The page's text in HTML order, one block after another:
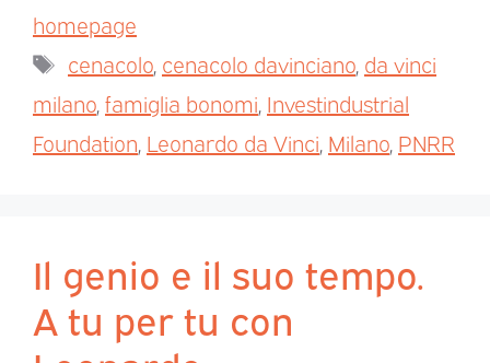
homepage
cenacolo cenacolo davinciano da vinci
milano famiglia bonomi Investindustrial
Foundation Leonardo da Vinci Milano PNRR
Il genio e il suo tempo.
A tu per tu con